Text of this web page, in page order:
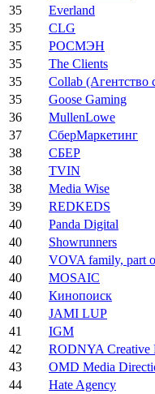
35
Everland
35
CLG
35
РОСМЭН
35
The Clients
35
Collab (Агентство
35
Goose Gaming
36
MullenLowe
37
СберМаркетинг
38
СБЕР
38
TVIN
38
Media Wise
39
REDKEDS
40
Panda Digital
40
Showrunners
40
VOVA family, part
40
MOSAIC
40
Кинопоиск
40
JAMI LUP
41
IGM
42
RODNYA Creative
43
OMD Media
44
Hate Agency